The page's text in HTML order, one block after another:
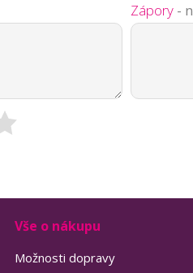
Zápory -
Vše o nákupu
Možnosti dopravy